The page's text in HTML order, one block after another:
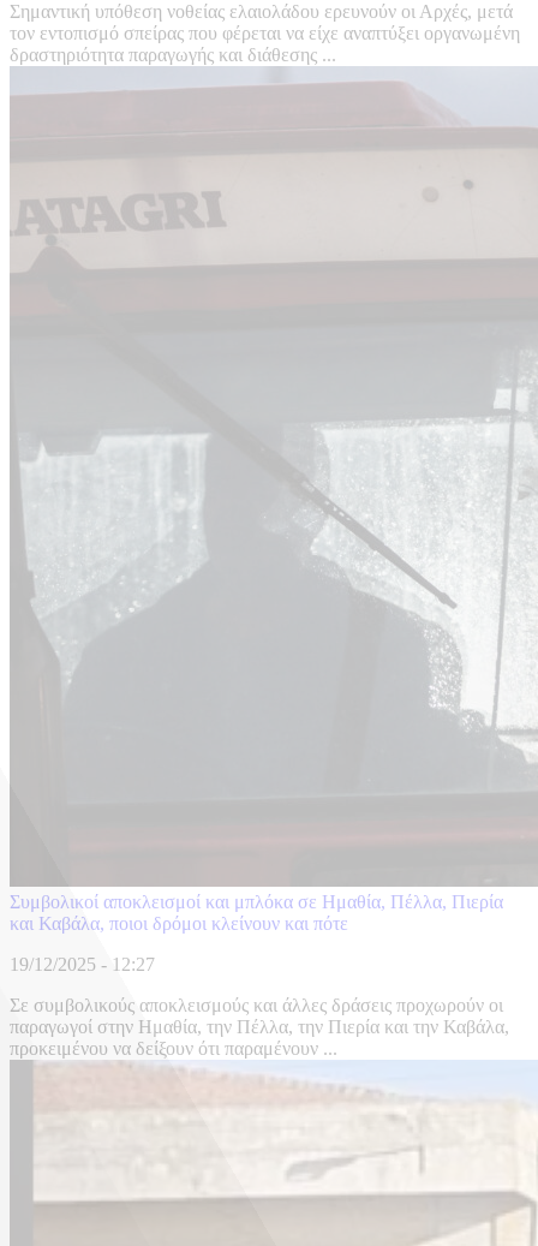
Σημαντική υπόθεση νοθείας ελαιολάδου ερευνούν οι Αρχές, μετά
τον εντοπισμό σπείρας που φέρεται να είχε αναπτύξει οργανωμένη
δραστηριότητα παραγωγής και διάθεσης ...
Συμβολικοί αποκλεισμοί και μπλόκα σε Ημαθία, Πέλλα, Πιερία
και Καβάλα, ποιοι δρόμοι κλείνουν και πότε
19/12/2025 - 12:27
Σε συμβολικούς αποκλεισμούς και άλλες δράσεις προχωρούν οι
παραγωγοί στην Ημαθία, την Πέλλα, την Πιερία και την Καβάλα,
προκειμένου να δείξουν ότι παραμένουν ...